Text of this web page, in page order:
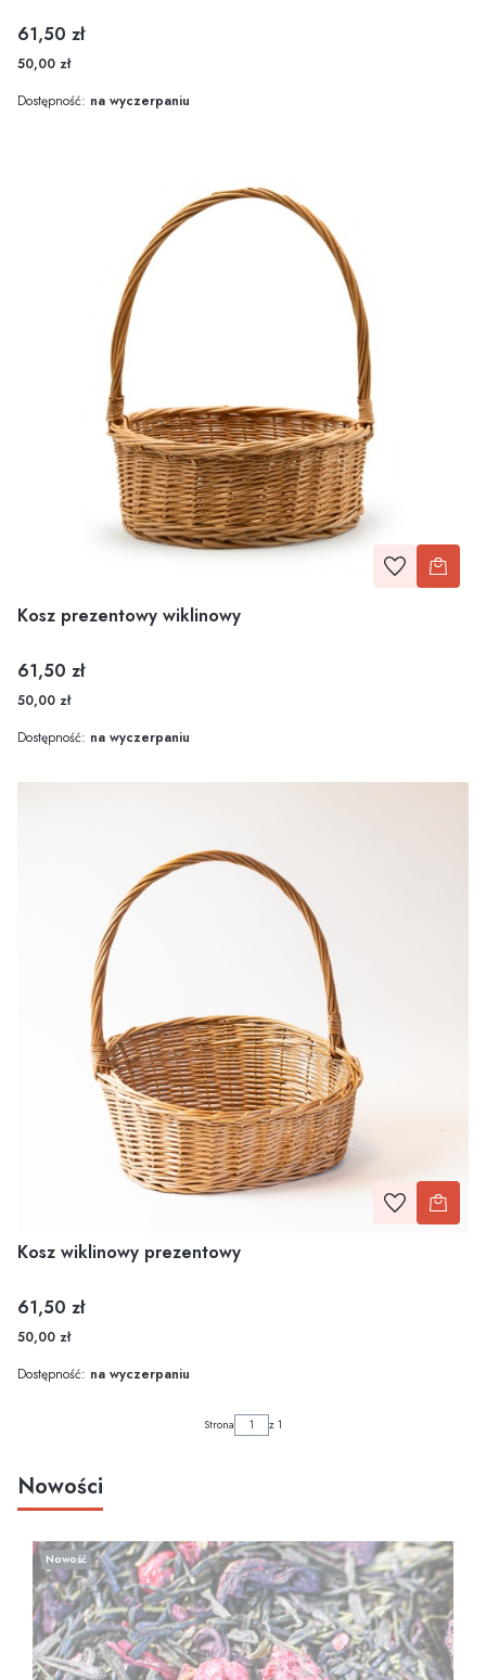
Cena
61,50 zł
50,00 zł
Dostępność: na wyczerpaniu
Kosz prezentowy wiklinowy
Cena
61,50 zł
50,00 zł
Dostępność: na wyczerpaniu
Kosz wiklinowy prezentowy
Cena
61,50 zł
50,00 zł
Dostępność: na wyczerpaniu
Strona z 1
Nowości
Nowość